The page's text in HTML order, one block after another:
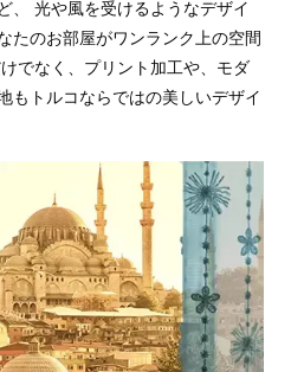
、 光や風を受けるようなデザイ
たのお部屋がワンランク上の空間
でなく、プリント加工や、モダ
もトルコならではの美しいデザイ